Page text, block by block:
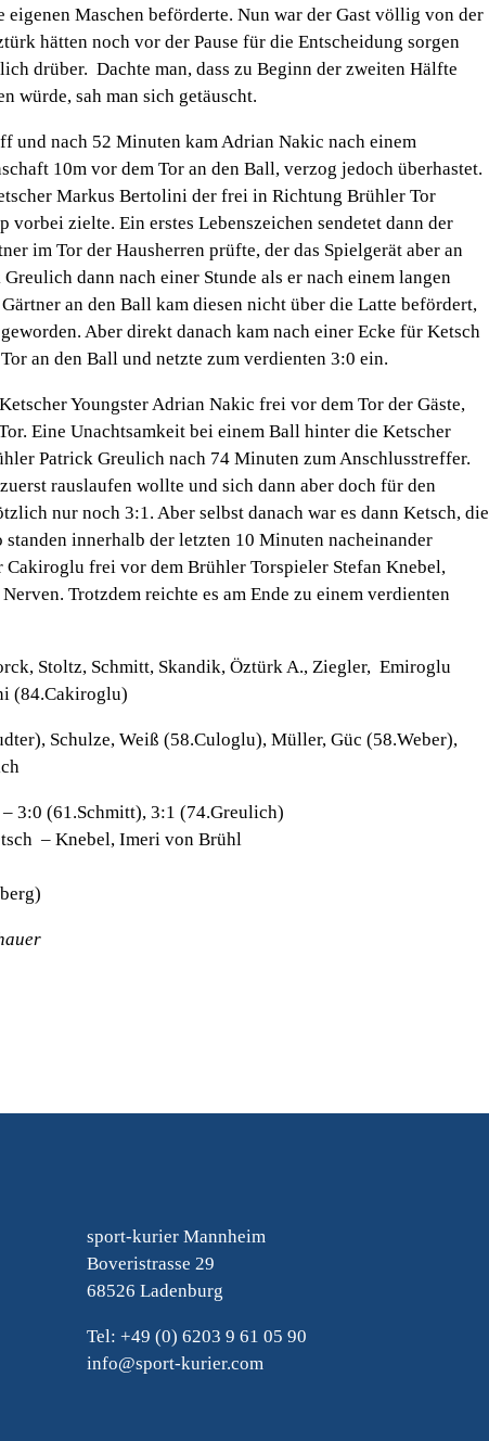
Maschen beförderte. Nun war der Gast völlig von der
hätten noch vor der Pause für die Entscheidung sorgen
drüber. Dachte man, dass zu Beginn der zweiten Hälfte
würde, sah man sich getäuscht.
und nach 52 Minuten kam Adrian Nakic nach einem
10m vor dem Tor an den Ball, verzog jedoch überhastet.
Markus Bertolini der frei in Richtung Brühler Tor
vorbei zielte. Ein erstes Lebenszeichen sendetet dann der
im Tor der Hausherren prüfte, der das Spielgerät aber an
dann nach einer Stunde als er nach einem langen
an den Ball kam diesen nicht über die Latte befördert,
Aber direkt danach kam nach einer Ecke für Ketsch
an den Ball und netzte zum verdienten 3:0 ein.
Youngster Adrian Nakic frei vor dem Tor der Gäste,
Eine Unachtsamkeit bei einem Ball hinter die Ketscher
Patrick Greulich nach 74 Minuten zum Anschlusstreffer.
rauslaufen wollte und sich dann aber doch für den
nur noch 3:1. Aber selbst danach war es dann Ketsch, die
standen innerhalb der letzten 10 Minuten nacheinander
Cakiroglu frei vor dem Brühler Torspieler Stefan Knebel,
Trotzdem reichte es am Ende zu einem verdienten
Stoltz, Schmitt, Skandik, Öztürk A., Ziegler, Emiroglu
(84.Cakiroglu)
Schulze, Weiß (58.Culoglu), Müller, Güc (58.Weber),
3:0 (61.Schmitt), 3:1 (74.Greulich)
– Knebel, Imeri von Brühl
sport-kurier Mannheim
Boveristrasse 29
68526 Ladenburg
Tel: +49 (0) 6203 9 61 05 90
info@sport-kurier.com